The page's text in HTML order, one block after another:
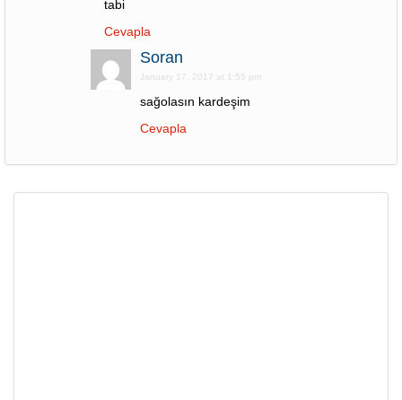
tabi
Cevapla
Soran
January 17, 2017 at 1:55 pm
sağolasın kardeşim
Cevapla